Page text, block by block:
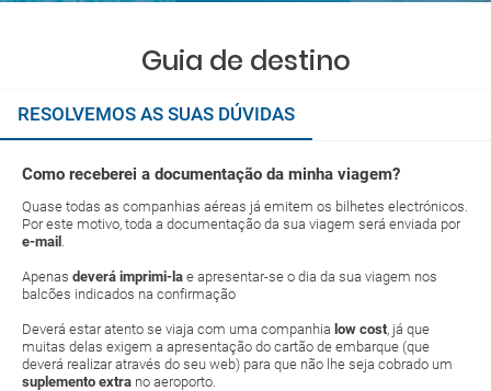
Guia de destino
RESOLVEMOS AS SUAS DÚVIDAS
Como receberei a documentação da minha viagem?
Quase todas as companhias aéreas já emitem os bilhetes electrónicos.
Por este motivo, toda a documentação da sua viagem será enviada por
e-mail .
Apenas deverá imprimi-la e apresentar-se o dia da sua viagem nos
balcões indicados na confirmação
Deverá estar atento se viaja com uma companhia low cost, já que
muitas delas exigem a apresentação do cartão de embarque (que
deverá realizar através do seu web) para que não lhe seja cobrado um
suplemento extra no aeroporto.